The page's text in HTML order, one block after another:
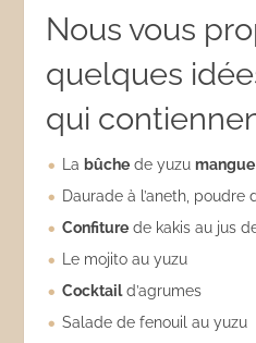
Nous vous
quelques
qui
La bûche de yuzumangue
Daurade à l’aneth,
Confiture de kakis au jus
Le mojito au yuzu
Cocktaild’agrumes
Salade de fenouil au yuzu